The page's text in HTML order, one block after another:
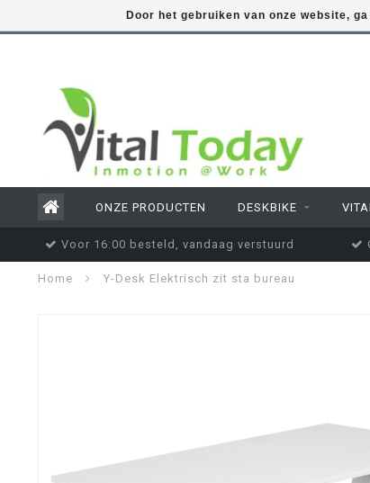
ONZE PRODUCTEN DESKBIKE
Voor 16:00 besteld, vandaag verstuurd
Home Y-Desk Elektrisch zit sta bureau
Door het gebruiken van onze website,